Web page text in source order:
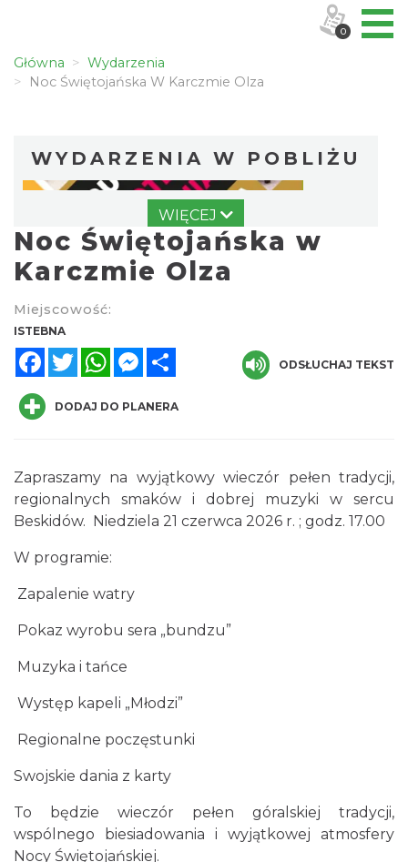
Główna
Wydarzenia
Noc Świętojańska W Karczmie Olza
WYDARZENIA W POBLIŻU
Puchar Złotego Gronia
Istebna
2026-08-23
0.22 km
Istebna
Robimy budki dla ptaków - zajęcia
warsztatowe
2026-08-27
1.53 km
WIĘCEJ
Noc Świętojańska w
Karczmie Olza
Miejscowość:
ISTEBNA
FacebookTwitterWhatsAppMessenger
ODSŁUCHAJ TEKST
DODAJ DO PLANERA
Zapraszamy na wyjątkowy wieczór pełen tradycji,
regionalnych smaków i dobrej muzyki w sercu
Beskidów. Niedziela 21 czerwca 2026 r. ; godz. 17.00
W programie:
Zapalenie watry
Pokaz wyrobu sera „bundzu”
Muzyka i tańce
Występ kapeli „Młodzi”
Regionalne poczęstunki
Swojskie dania z karty
To będzie wieczór pełen góralskiej tradycji,
wspólnego biesiadowania i wyjątkowej atmosfery
Nocy Świętojańskiej.
0